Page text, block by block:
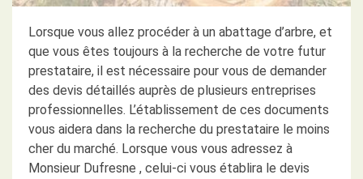
Lorsque vous allez procéder à un abattage d’arbre, et
que vous êtes toujours à la recherche de votre futur
prestataire, il est nécessaire pour vous de demander
des devis détaillés auprès de plusieurs entreprises
professionnelles. L’établissement de ces documents
vous aidera dans la recherche du prestataire le moins
cher du marché. Lorsque vous vous adressez à
Monsieur Dufresne , celui-ci vous établira le devis